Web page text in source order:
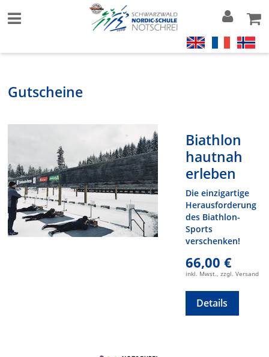
Gutscheine
Biathlon
hautnah
erleben
Die einzigartige
Herausforderung
des Biathlon-
Sports
verschenken!
66,00 €
inkl. Mwst., zzgl. Versand
Details